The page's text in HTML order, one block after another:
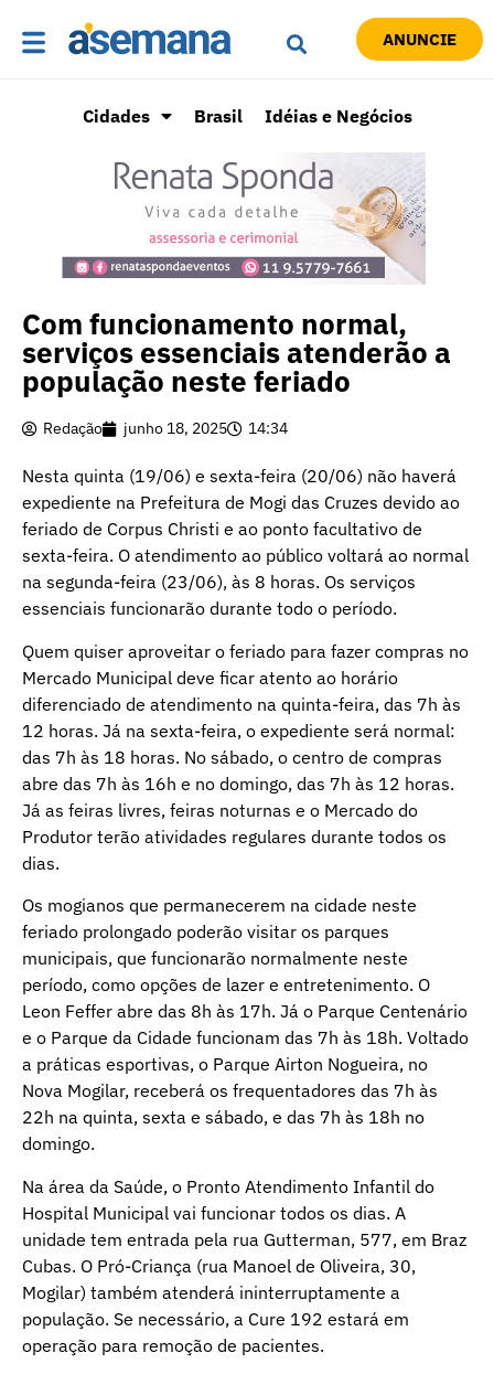
ANUNCIE
Cidades Brasil Idéias e Negócios
Com funcionamento normal,
serviços essenciais atenderão a
população neste feriado
Redação junho 18, 2025 14:34
Nesta quinta (19/06) e sexta-feira (20/06) não haverá
expediente na Prefeitura de Mogi das Cruzes devido ao
feriado de Corpus Christi e ao ponto facultativo de
sexta-feira. O atendimento ao público voltará ao normal
na segunda-feira (23/06), às 8 horas. Os serviços
essenciais funcionarão durante todo o período.
Quem quiser aproveitar o feriado para fazer compras no
Mercado Municipal deve ficar atento ao horário
diferenciado de atendimento na quinta-feira, das 7h às
12 horas. Já na sexta-feira, o expediente será normal:
das 7h às 18 horas. No sábado, o centro de compras
abre das 7h às 16h e no domingo, das 7h às 12 horas.
Já as feiras livres, feiras noturnas e o Mercado do
Produtor terão atividades regulares durante todos os
dias.
Os mogianos que permanecerem na cidade neste
feriado prolongado poderão visitar os parques
municipais, que funcionarão normalmente neste
período, como opções de lazer e entretenimento. O
Leon Feffer abre das 8h às 17h. Já o Parque Centenário
e o Parque da Cidade funcionam das 7h às 18h. Voltado
a práticas esportivas, o Parque Airton Nogueira, no
Nova Mogilar, receberá os frequentadores das 7h às
22h na quinta, sexta e sábado, e das 7h às 18h no
domingo.
Na área da Saúde, o Pronto Atendimento Infantil do
Hospital Municipal vai funcionar todos os dias. A
unidade tem entrada pela rua Gutterman, 577, em Braz
Cubas. O Pró-Criança (rua Manoel de Oliveira, 30,
Mogilar) também atenderá ininterruptamente a
população. Se necessário, a Cure 192 estará em
operação para remoção de pacientes.